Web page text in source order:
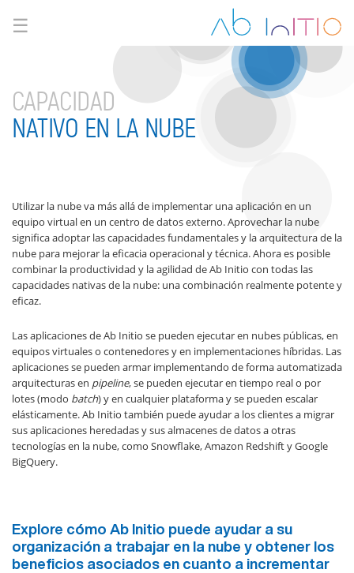
☰
CAPACIDAD
NATIVO EN LA NUBE
Utilizar la nube va más allá de implementar una aplicación en un
equipo virtual en un centro de datos externo. Aprovechar la nube
significa adoptar las capacidades fundamentales y la arquitectura de la
nube para mejorar la eficacia operacional y técnica. Ahora es posible
combinar la productividad y la agilidad de Ab Initio con todas las
capacidades nativas de la nube: una combinación realmente potente y
eficaz.
Las aplicaciones de Ab Initio se pueden ejecutar en nubes públicas, en
equipos virtuales o contenedores y en implementaciones híbridas. Las
aplicaciones se pueden armar implementando de forma automatizada
arquitecturas en pipeline, se pueden ejecutar en tiempo real o por
lotes (modo batch) y en cualquier plataforma y se pueden escalar
elásticamente. Ab Initio también puede ayudar a los clientes a migrar
sus aplicaciones heredadas y sus almacenes de datos a otras
tecnologías en la nube, como Snowflake, Amazon Redshift y Google
BigQuery.
Explore cómo Ab Initio puede ayudar a su
organización a trabajar en la nube y obtener los
beneficios asociados en cuanto a incrementar